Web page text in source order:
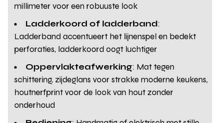
millimeter voor een robuuste look
Ladderkoord of ladderband:
Ladderband accentueert het lijnenspel en bedekt
perforaties, ladderkoord oogt luchtiger
Oppervlakteafwerking: Mat tegen
schittering, zijdeglans voor strakke moderne keukens,
houtnerfprint voor de look van hout zonder
onderhoud